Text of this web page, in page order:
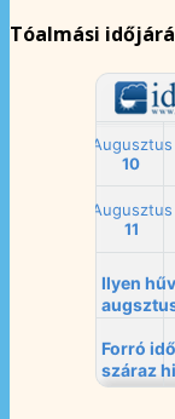
Tóalmási